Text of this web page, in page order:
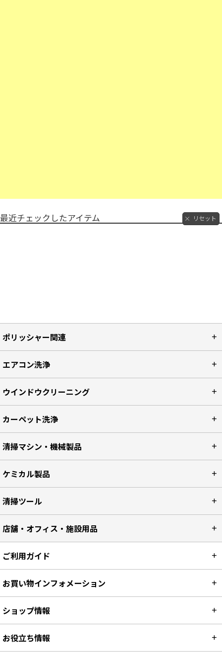
最近チェックしたアイテム リセット
ポリッシャー関連
エアコン洗浄
ウインドウクリーニング
カーペット洗浄
清掃マシン・機械製品
ケミカル製品
清掃ツール
店舗・オフィス・施設用品
ご利用ガイド
お買い物インフォメーション
ショップ情報
お役立ち情報